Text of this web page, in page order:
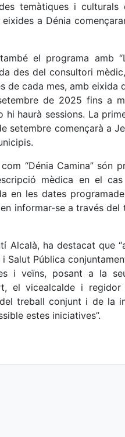
temàtiques i
a Dénia
el programa amb
des del consultori
de cada mes, amb eixida
de 2025 fins a
hi haurà sessions. La
setembre començarà a
“Dénia Camina”
mèdica en el
en les dates
informar-se a través
Alcalà, ha destacat que
i Salut Pública
i veïns, posant a la
el vicealcalde i
treball conjunt i de la
estes iniciatives”.